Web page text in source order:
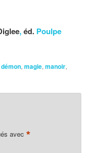
,éd. Poulpe
démon, magie, manoir,
avec *